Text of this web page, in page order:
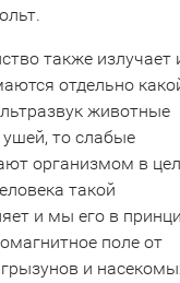
также излучает
отдельно
животные
то слабые
организмом в
такой
и мы его в
поле от
и